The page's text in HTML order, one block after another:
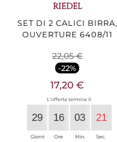
RIEDEL
SET DI 2 CALICI BIRRA,
OUVERTURE 6408/11
22,05 €
-22%
17,20 €
L'offerta termina il:
29
Giorni
16
Ore
03
Min.
20
Sec.